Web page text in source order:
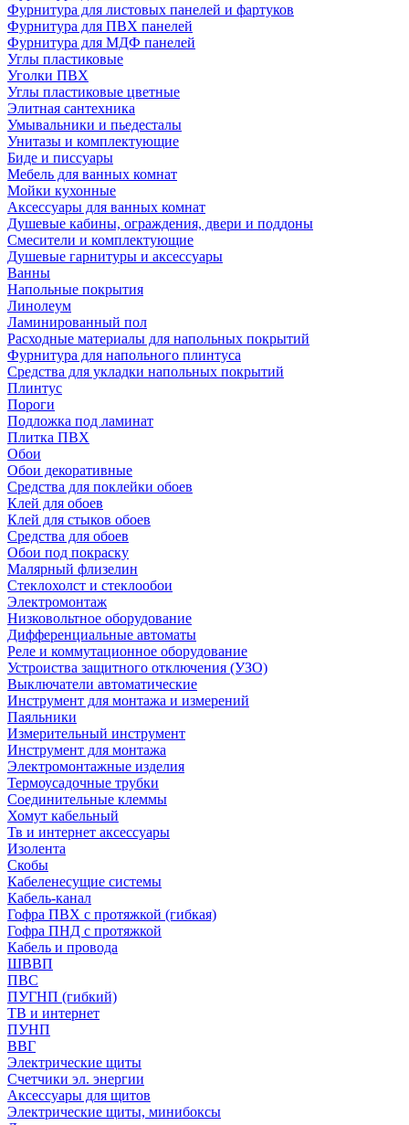
Фурнитура для листовых панелей и фартуков
Фурнитура для ПВХ панелей
Фурнитура для МДФ панелей
Углы пластиковые
Уголки ПВХ
Углы пластиковые цветные
Элитная сантехника
Умывальники и пьедесталы
Унитазы и комплектующие
Биде и писсуары
Мебель для ванных комнат
Мойки кухонные
Аксессуары для ванных комнат
Душевые кабины, ограждения, двери и поддоны
Смесители и комплектующие
Душевые гарнитуры и аксессуары
Ванны
Напольные покрытия
Линолеум
Ламинированный пол
Расходные материалы для напольных покрытий
Фурнитура для напольного плинтуса
Средства для укладки напольных покрытий
Плинтус
Пороги
Подложка под ламинат
Плитка ПВХ
Обои
Обои декоративные
Средства для поклейки обоев
Клей для обоев
Клей для стыков обоев
Средства для обоев
Обои под покраску
Малярный флизелин
Стеклохолст и стеклообои
Электромонтаж
Низковольтное оборудование
Дифференциальные автоматы
Реле и коммутационное оборудование
Устроиства защитного отключения (УЗО)
Выключатели автоматические
Инструмент для монтажа и измерений
Паяльники
Измерительный инструмент
Инструмент для монтажа
Электромонтажные изделия
Термоусадочные трубки
Соединительные клеммы
Хомут кабельный
Тв и интернет аксессуары
Изолента
Скобы
Кабеленесущие системы
Кабель-канал
Гофра ПВХ с протяжкой (гибкая)
Гофра ПНД с протяжкой
Кабель и провода
ШВВП
ПВС
ПУГНП (гибкий)
ТВ и интернет
ПУНП
ВВГ
Электрические щиты
Счетчики эл. энергии
Аксессуары для щитов
Электрические щиты, минибоксы